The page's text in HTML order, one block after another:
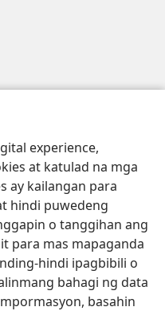
experience,
at katulad na mga
ay kailangan para
hindi puwedeng
o tanggihan ang
para mas mapaganda
hindi ipagbibili o
bahagi ng data
basahin